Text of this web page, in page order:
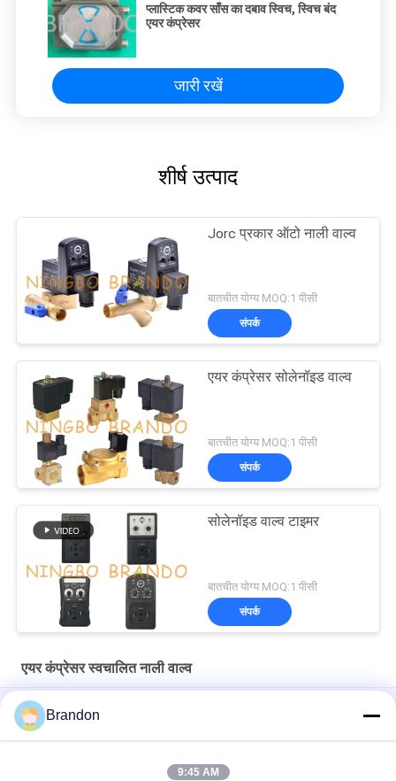
प्लास्टिक कवर साँस का दबाव स्विच, स्विच बंद
एयर कंप्रेसर
जारी रखें
शीर्ष उत्पाद
Jorc प्रकार ऑटो नाली वाल्व
बातचीत योग्य MOQ:1 पीसी
संपर्क
एयर कंप्रेसर सोलेनॉइड वाल्व
बातचीत योग्य MOQ:1 पीसी
संपर्क
सोलेनॉइड वाल्व टाइमर
बातचीत योग्य MOQ:1 पीसी
संपर्क
एयर कंप्रेसर स्वचालित नाली वाल्व
0927300 3/4'' 2/2 रास्ता सामान्य रूप से बंद सोलेनोइड वाल्व 24V 220V
0927200 1/2' एयर कंप्रेसर पीतल सोलेनोइड वाल्व 24V 110V 220V
Brandon
9:45 AM